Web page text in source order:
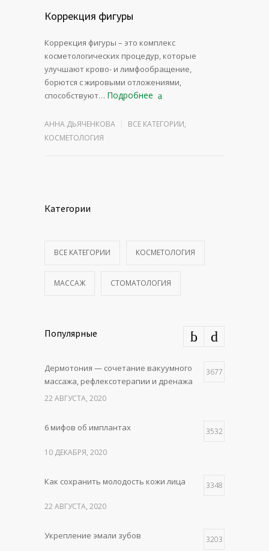
Коррекция фигуры
Коррекция фигуры – это комплекс
косметологических процедур, которые
улучшают крово- и лимфообращение,
борются с жировыми отложениями,
способствуют… Подробнее
АННА ДЬЯЧЕНКОВА ВСЕ КАТЕГОРИИ,
КОСМЕТОЛОГИЯ
Категории
ВСЕ КАТЕГОРИИ КОСМЕТОЛОГИЯ
МАССАЖ СТОМАТОЛОГИЯ
Популярные
Дермотония — сочетание вакуумного
массажа, рефлексотерапии и дренажа
3677
22 АВГУСТА, 2020
6 мифов об имплантах 3532
10 ДЕКАБРЯ, 2020
Как сохранить молодость кожи лица 3348
22 АВГУСТА, 2020
Укрепление эмали зубов 3203